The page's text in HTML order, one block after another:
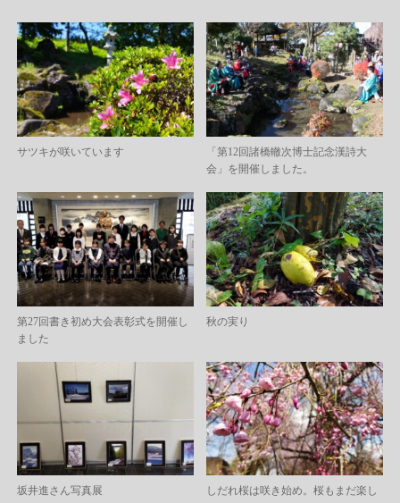
サツキが咲いています
「第12回諸橋轍次博士記念漢詩大
会」を開催しました。
第27回書き初め大会表彰式を開催し
ました
秋の実り
坂井進さん写真展
しだれ桜は咲き始め。桜もまだ楽し